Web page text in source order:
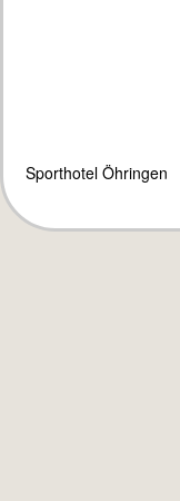
Sporthotel Öhringen